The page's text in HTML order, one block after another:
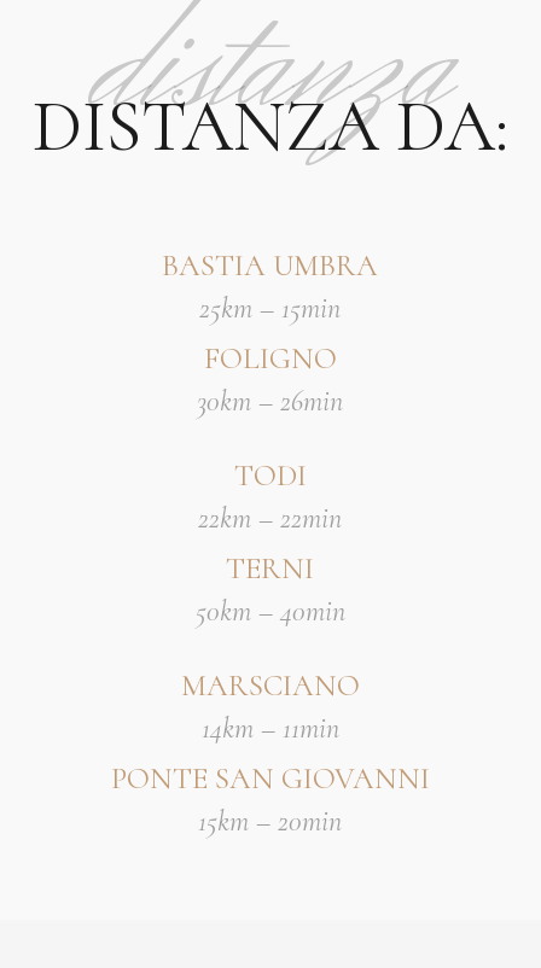
distanza
DISTANZA DA:
BASTIA UMBRA
25km – 15min
FOLIGNO
30km – 26min
TODI
22km – 22min
TERNI
50km – 40min
MARSCIANO
14km – 11min
PONTE SAN GIOVANNI
15km – 20min